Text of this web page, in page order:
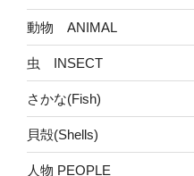
動物 ANIMAL
虫 INSECT
さかな(Fish)
貝殻(Shells)
人物 PEOPLE